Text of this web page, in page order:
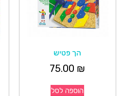
הך פטיש
75.00 ₪
הוספה לסל